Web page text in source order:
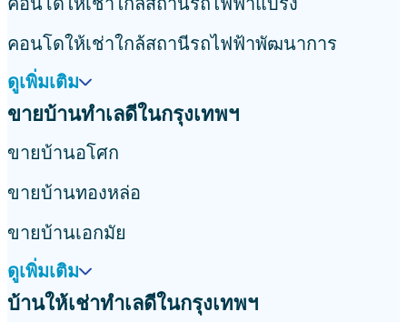
คอนโดให้เช่าใกล้สถานีรถไฟฟ้าพัฒนาการ
ดูเพิ่มเติม
ขายบ้านทำเลดีในกรุงเทพฯ
ขายบ้านอโศก
ขายบ้านทองหล่อ
ขายบ้านเอกมัย
ดูเพิ่มเติม
บ้านให้เช่าทำเลดีในกรุงเทพฯ